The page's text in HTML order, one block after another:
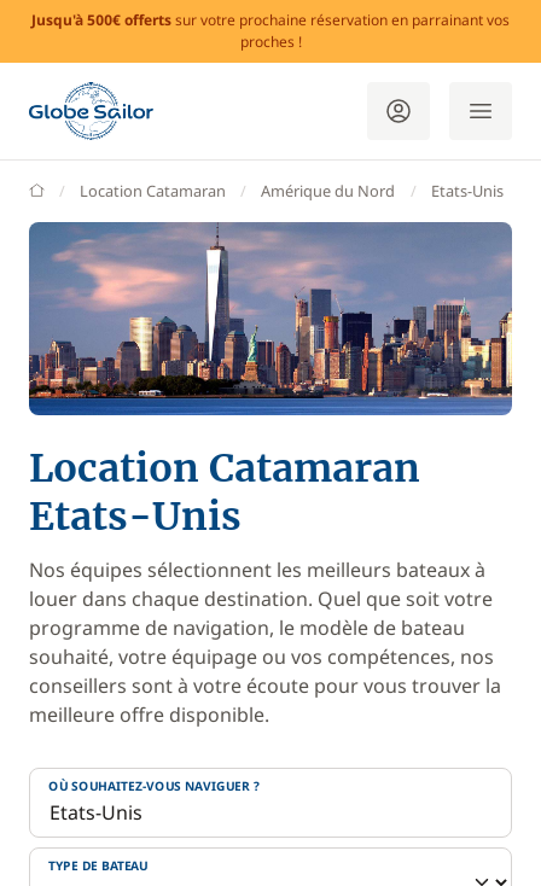
Jusqu'à 500€ offertssur votre prochaine réservation en parrainant vos
proches !
GlobeSailor
Location Catamaran Amérique du Nord Etats-Unis
Location Catamaran
Etats-Unis
Nos équipes sélectionnent les meilleurs bateaux à
louer dans chaque destination. Quel que soit votre
programme de navigation, le modèle de bateau
souhaité, votre équipage ou vos compétences, nos
conseillers sont à votre écoute pour vous trouver la
meilleure offre disponible.
OÙ SOUHAITEZ-VOUS NAVIGUER ?
TYPE DE BATEAU